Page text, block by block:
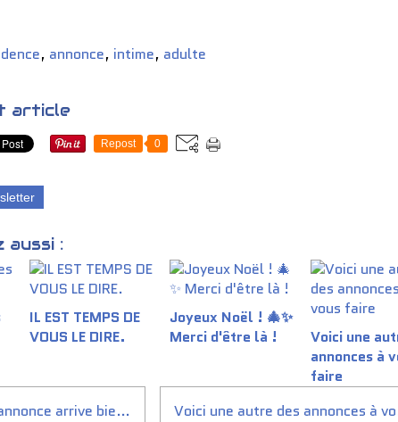
, annonce, intime, adulte
article
Repost 0
aussi :
IL EST TEMPS DE
VOUS LE DIRE.
Joyeux Noël ! 🎄✨
Merci d'être là !
Voici une
annonces à
faire
Une grosse annonce arrive bientôt 😊